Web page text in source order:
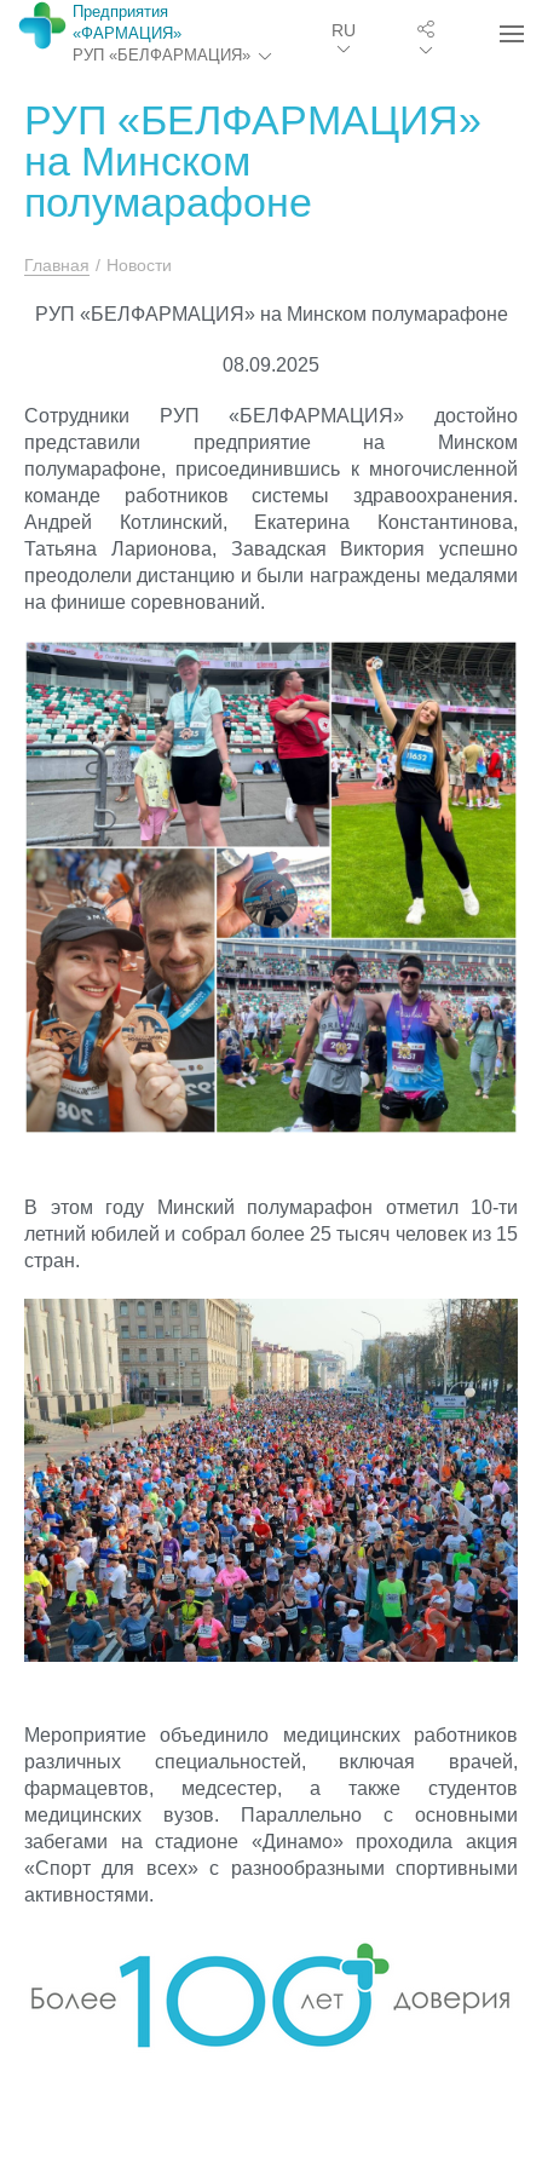
Предприятия
«ФАРМАЦИЯ»
РУП «БЕЛФАРМАЦИЯ»
RU
РУП «БЕЛФАРМАЦИЯ»
на Минском
полумарафоне
Главная / Новости
РУП «БЕЛФАРМАЦИЯ» на Минском полумарафоне
08.09.2025
Сотрудники РУП «БЕЛФАРМАЦИЯ» достойно
представили предприятие на Минском
полумарафоне, присоединившись к многочисленной
команде работников системы здравоохранения.
Андрей Котлинский, Екатерина Константинова,
Татьяна Ларионова, Завадская Виктория успешно
преодолели дистанцию и были награждены медалями
на финише соревнований.
В этом году Минский полумарафон отметил 10-ти
летний юбилей и собрал более 25 тысяч человек из 15
стран.
Мероприятие объединило медицинских работников
различных специальностей, включая врачей,
фармацевтов, медсестер, а также студентов
медицинских вузов. Параллельно с основными
забегами на стадионе «Динамо» проходила акция
«Спорт для всех» с разнообразными спортивными
активностями.